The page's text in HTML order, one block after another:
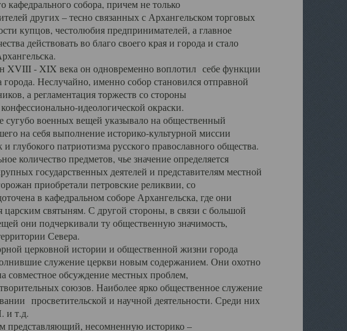
кафедрального собора, причем не только
других – тесно связанных с Архангельском торговых
купцов, честолюбия предпринимателей, а главное
действовать во благо своего края и города и стало
- XIX века он одновременно воплотил себе функции
Неслучайно, именно собор становился отправной
а регламентация торжеств со стороны
идеологической окраски.
военных вещей указывало на общественный
на себя выполнение историко-культурной миссии
глубокого патриотизма русского православного общества.
количество предметов, чье значение определяется
государственных деятелей и представителям местной
приобретали петровские реликвии, со
в кафедральном соборе Архангельска, где они
царским святыням. С другой стороны, в связи с большой
они подчеркивали ту общественную значимость,
Севера.
церковной истории и общественной жизни города
служение церкви новым содержанием. Они охотно
совместное обсуждение местных проблем,
союзов. Наиболее ярко общественное служение
просветительской и научной деятельности. Среди них
и т.д.
несомненную историко –